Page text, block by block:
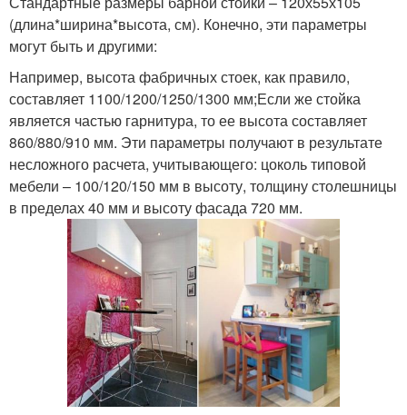
(длина*ширина*высота, см). Конечно, эти параметры
могут быть и другими:
Например, высота фабричных стоек, как правило,
составляет 1100/1200/1250/1300 мм;Если же стойка
является частью гарнитура, то ее высота составляет
860/880/910 мм. Эти параметры получают в результате
несложного расчета, учитывающего: цоколь типовой
мебели – 100/120/150 мм в высоту, толщину столешницы
в пределах 40 мм и высоту фасада 720 мм.